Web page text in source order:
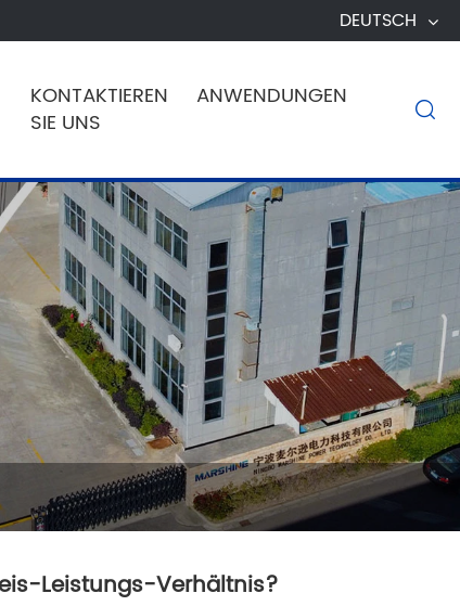
DEUTSCH
KONTAKTIEREN
SIE UNS
ANWENDUNGEN 
Leistungs-Verhältnis?